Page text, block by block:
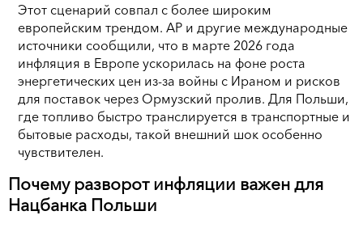
Этот сценарий совпал с более широким
европейским трендом. AP и другие международные
источники сообщили, что в марте 2026 года
инфляция в Европе ускорилась на фоне роста
энергетических цен из-за войны с Ираном и рисков
для поставок через Ормузский пролив. Для Польши,
где топливо быстро транслируется в транспортные и
бытовые расходы, такой внешний шок особенно
чувствителен.
Почему разворот инфляции важен для
Нацбанка Польши